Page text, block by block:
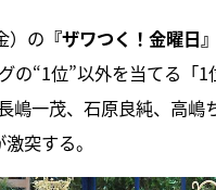
）の 『ザワつく！金曜日』
の“1位”以外を当てる「
嶋一茂、石原良純、高嶋
突する。